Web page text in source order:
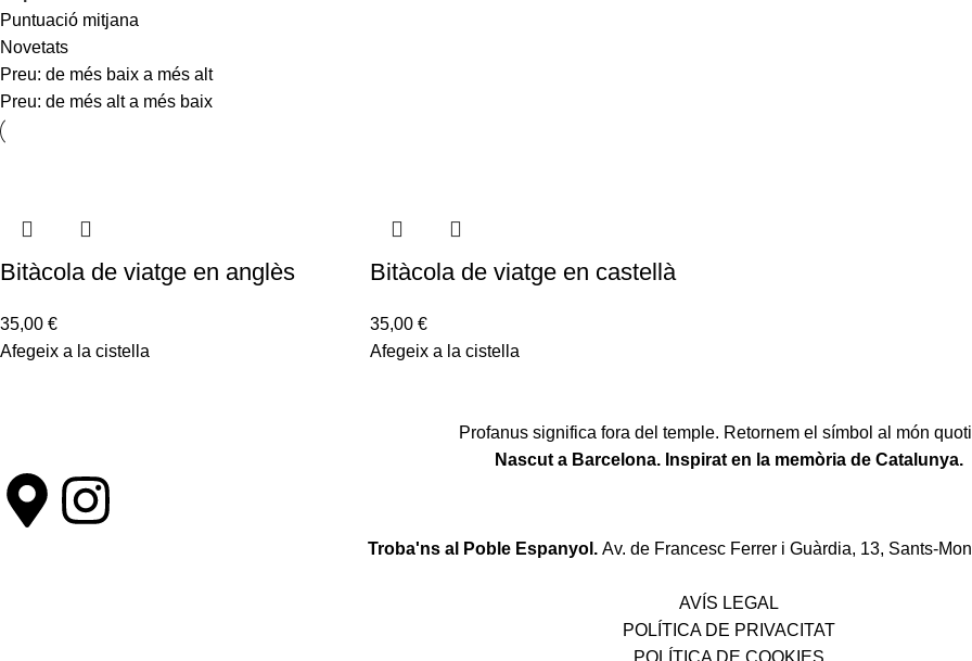
Puntuació mitjana
Novetats
Preu: de més baix a més alt
Preu: de més alt a més baix
Bitàcola de viatge en anglès
35,00 €
Afegeix a la cistella
Bitàcola de viatge en castellà
35,00 €
Afegeix a la cistella
Profanus significa fora del temple. Retornem el símbol al món
Nascut a Barcelona. Inspirat en la memòria de Catalunya.
Troba'ns al Poble Espanyol. Av. de Francesc Ferrer i Guàrdia, 13, Sants-
AVÍS LEGAL
POLÍTICA DE PRIVACITAT
POLÍTICA DE COOKIES